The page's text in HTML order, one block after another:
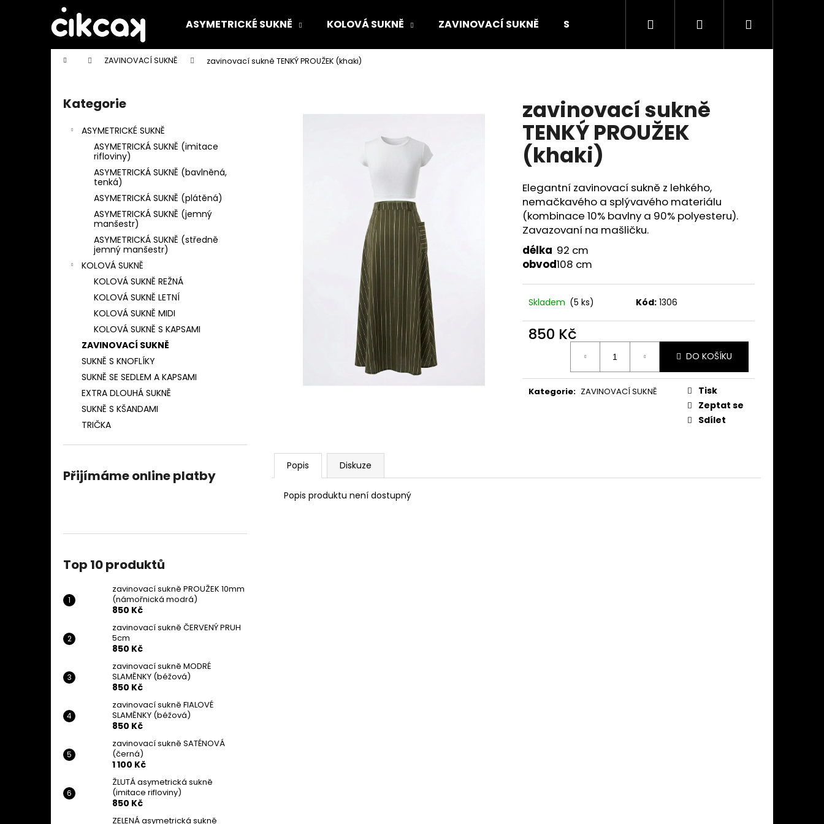
ASYMETRICKÉ SUKNĚ KOLOVÁ SUKNĚ ZAVINOVACÍ SUKNĚ SUKNĚ S KNOFLÍKY SUKNĚ SE SEDLEM A KAPSAMI
Hledat PřihlášeníNákupní
Domů ZAVINOVACÍ SUKNĚ zavinovací sukně TENKÝ PROUŽEK (khaki)
Přeskočit
kategorie
Kategorie
ASYMETRICKÉ SUKNĚ
ASYMETRICKÁ SUKNĚ (imitace
rifloviny)
ASYMETRICKÁ SUKNĚ (bavlněná,
tenká)
ASYMETRICKÁ SUKNĚ (plátěná)
ASYMETRICKÁ SUKNĚ (jemný
manšestr)
ASYMETRICKÁ SUKNĚ (středně
jemný manšestr)
KOLOVÁ SUKNĚ
KOLOVÁ SUKNĚ REŽNÁ
KOLOVÁ SUKNĚ LETNÍ
KOLOVÁ SUKNĚ MIDI
KOLOVÁ SUKNĚ S KAPSAMI
ZAVINOVACÍ SUKNĚ
SUKNĚ S KNOFLÍKY
SUKNĚ SE SEDLEM A KAPSAMI
EXTRA DLOUHÁ SUKNĚ
SUKNĚ S KŠANDAMI
TRIČKA
Přijímáme online platby
Top 10 produktů
zavinovací sukně PROUŽEK 10mm
(námořnická modrá)
850 Kč
zavinovací sukně ČERVENÝ PRUH
5cm
850 Kč
zavinovací sukně MODRÉ
SLAMĚNKY (béžová)
850 Kč
zavinovací sukně FIALOVÉ
SLAMĚNKY (béžová)
850 Kč
zavinovací sukně SATÉNOVÁ
(černá)
1 100 Kč
ŽLUTÁ asymetrická sukně
(imitace rifloviny)
850 Kč
ZELENÁ asymetrická sukně
zavinovací sukně
TENKÝ PROUŽEK
(khaki)
Elegantní zavinovací sukně z lehkého,
nemačkavého a splývavého materiálu
(kombinace 10% bavlny a 90% polyesteru).
Zavazovaní na mašličku.
délka 92 cm
obvod108 cm
Skladem (5 ks) Kód: 1306
850 Kč
DO KOŠÍKU
Kategorie: ZAVINOVACÍ SUKNĚ
Tisk
Zeptat se
Sdílet
Popis Diskuze
Popis produktu není dostupný
Zpět
Zpět
Co potřebujete najít?
Doporučujeme
ZAVINOVACÍ SUKNĚ PROUŽEK 10MM
(NÁMOŘNICKÁ MODRÁ)
850 Kč
ZAVINOVACÍ SUKNĚ ČERVENÝ PRUH